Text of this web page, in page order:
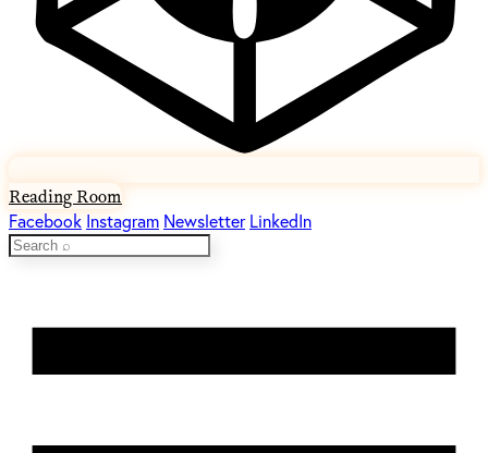
Reading Room
Facebook Instagram Newsletter LinkedIn